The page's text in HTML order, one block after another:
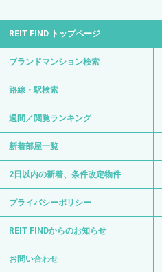
REIT FIND トップページ
ブランドマンション検索
路線・駅検索
週間／閲覧ランキング
新着部屋一覧
2日以内の新着、条件改定物件
プライバシーポリシー
REIT FINDからのお知らせ
お問い合わせ